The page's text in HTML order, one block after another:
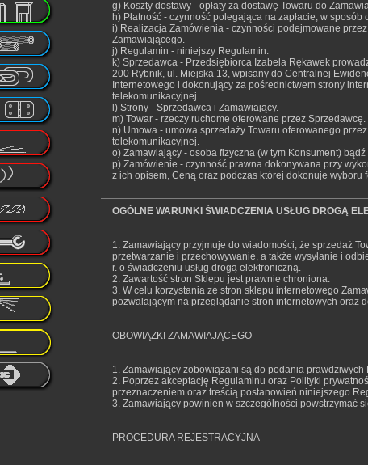
g) Koszty dostawy - opłaty za dostawę Towaru do
h) Płatność - czynność polegająca na zapłacie, w
i) Realizacja Zamówienia - czynności podejmowane
Zamawiającego.
j) Regulamin - niniejszy Regulamin.
k) Sprzedawca - Przedsiębiorca Izabela Rękawek
200 Rybnik, ul. Miejska 13, wpisany do Centralnej
Internetowego i dokonujący za pośrednictwem strony
telekomunikacyjnej.
l) Strony - Sprzedawca i Zamawiający.
m) Towar - rzeczy ruchome oferowane przez Sprzedawcę.
n) Umowa - umowa sprzedaży Towaru oferowanego
telekomunikacyjnej.
o) Zamawiający - osoba fizyczna (w tym Konsument)
p) Zamówienie - czynność prawna dokonywana przy
z ich opisem, Ceną oraz podczas której dokonuje wyboru
OGÓLNE WARUNKI ŚWIADCZENIA USŁUG DROGĄ
1. Zamawiający przyjmuje do wiadomości, że sprzedaż
przetwarzanie i przechowywanie, a także wysyłanie i
r. o świadczeniu usług drogą elektroniczną.
2. Zawartość stron Sklepu jest prawnie chroniona.
3. W celu korzystania ze stron sklepu internetowego
pozwalającym na przeglądanie stron internetowych oraz
OBOWIĄZKI ZAMAWIAJĄCEGO
1. Zamawiający zobowiązani są do podania
2. Poprzez akceptację Regulaminu oraz Polityki
przeznaczeniem oraz treścią postanowień niniejszego
3. Zamawiający powinien w szczególności powstrzymać
PROCEDURA REJESTRACYJNA